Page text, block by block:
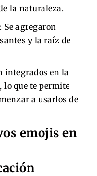
la naturaleza.
: Se agregaron
y la raíz de
integrados en la
lo que te permite
a usarlos de
emojis en